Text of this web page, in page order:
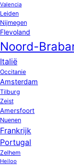
Valencia
Leiden
Nijmegen
Flevoland
Noord-
Italië
Occitanie
Amsterdam
Tilburg
Zeist
Amersfoort
Nuenen
Frankrijk
Portugal
Zelhem
Heiloo